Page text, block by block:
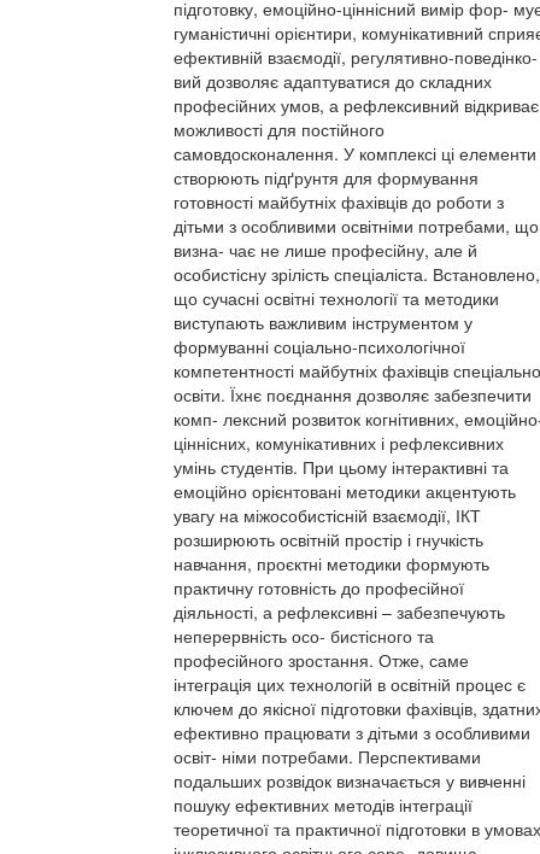
підготовку, емоційно-ціннісний вимір фор-
гуманістичні орієнтири, комунікативний
ефективній взаємодії, регулятивно-поведінко-
вий дозволяє адаптуватися до складних
професійних умов, а рефлексивний відкриває
можливості для постійного
самовдосконалення. У комплексі ці елементи
створюють підґрунтя для формування
готовності майбутніх фахівців до роботи з
дітьми з особливими освітніми потребами, що
визна- чає не лише професійну, але й
особистісну зрілість спеціаліста. Встановлено,
що сучасні освітні технології та методики
виступають важливим інструментом у
формуванні соціально-психологічної
компетентності майбутніх фахівців
освіти. Їхнє поєднання дозволяє забезпечити
комп- лексний розвиток когнітивних,
ціннісних, комунікативних і рефлексивних
умінь студентів. При цьому інтерактивні та
емоційно орієнтовані методики акцентують
увагу на міжособистісній взаємодії, ІКТ
розширюють освітній простір і гнучкість
навчання, проєктні методики формують
практичну готовність до професійної
діяльності, а рефлексивні – забезпечують
неперервність осо- бистісного та
професійного зростання. Отже, саме
інтеграція цих технологій в освітній процес є
ключем до якісної підготовки фахівців,
ефективно працювати з дітьми з особливими
освіт- німи потребами. Перспективами
подальших розвідок визначається у вивченні
пошуку ефективних методів інтеграції
теоретичної та практичної підготовки в умовах